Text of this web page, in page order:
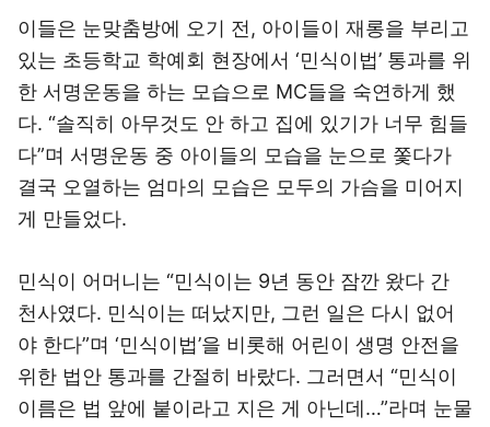
이들은 눈맞춤방에 오기 전, 아이들이 재롱을 부리고
있는 초등학교 학예회 현장에서 ‘민식이법’ 통과를 위
한 서명운동을 하는 모습으로 MC들을 숙연하게 했
다. “솔직히 아무것도 안 하고 집에 있기가 너무 힘들
다”며 서명운동 중 아이들의 모습을 눈으로 쫓다가
결국 오열하는 엄마의 모습은 모두의 가슴을 미어지
게 만들었다.
민식이 어머니는 “민식이는 9년 동안 잠깐 왔다 간
천사였다. 민식이는 떠났지만, 그런 일은 다시 없어
야 한다”며 ‘민식이법’을 비롯해 어린이 생명 안전을
위한 법안 통과를 간절히 바랐다. 그러면서 “민식이
이름은 법 앞에 붙이라고 지은 게 아닌데…”라며 눈물